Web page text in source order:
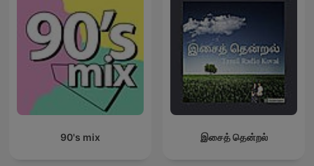
90's mix இசைத் தென்றல்